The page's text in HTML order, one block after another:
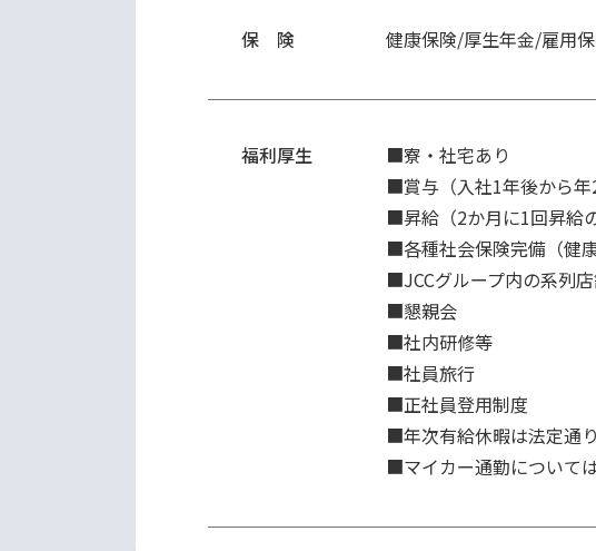
保 険 健康保険/厚生年金/雇用
福利厚生
■寮・社宅あり
■賞与（入社1年後から年
■昇給（2か月に1回昇給
■各種社会保険完備（健
■JCCグループ内の系列
■懇親会
■社内研修等
■社員旅行
■正社員登用制度
■年次有給休暇は法定通
■マイカー通勤について